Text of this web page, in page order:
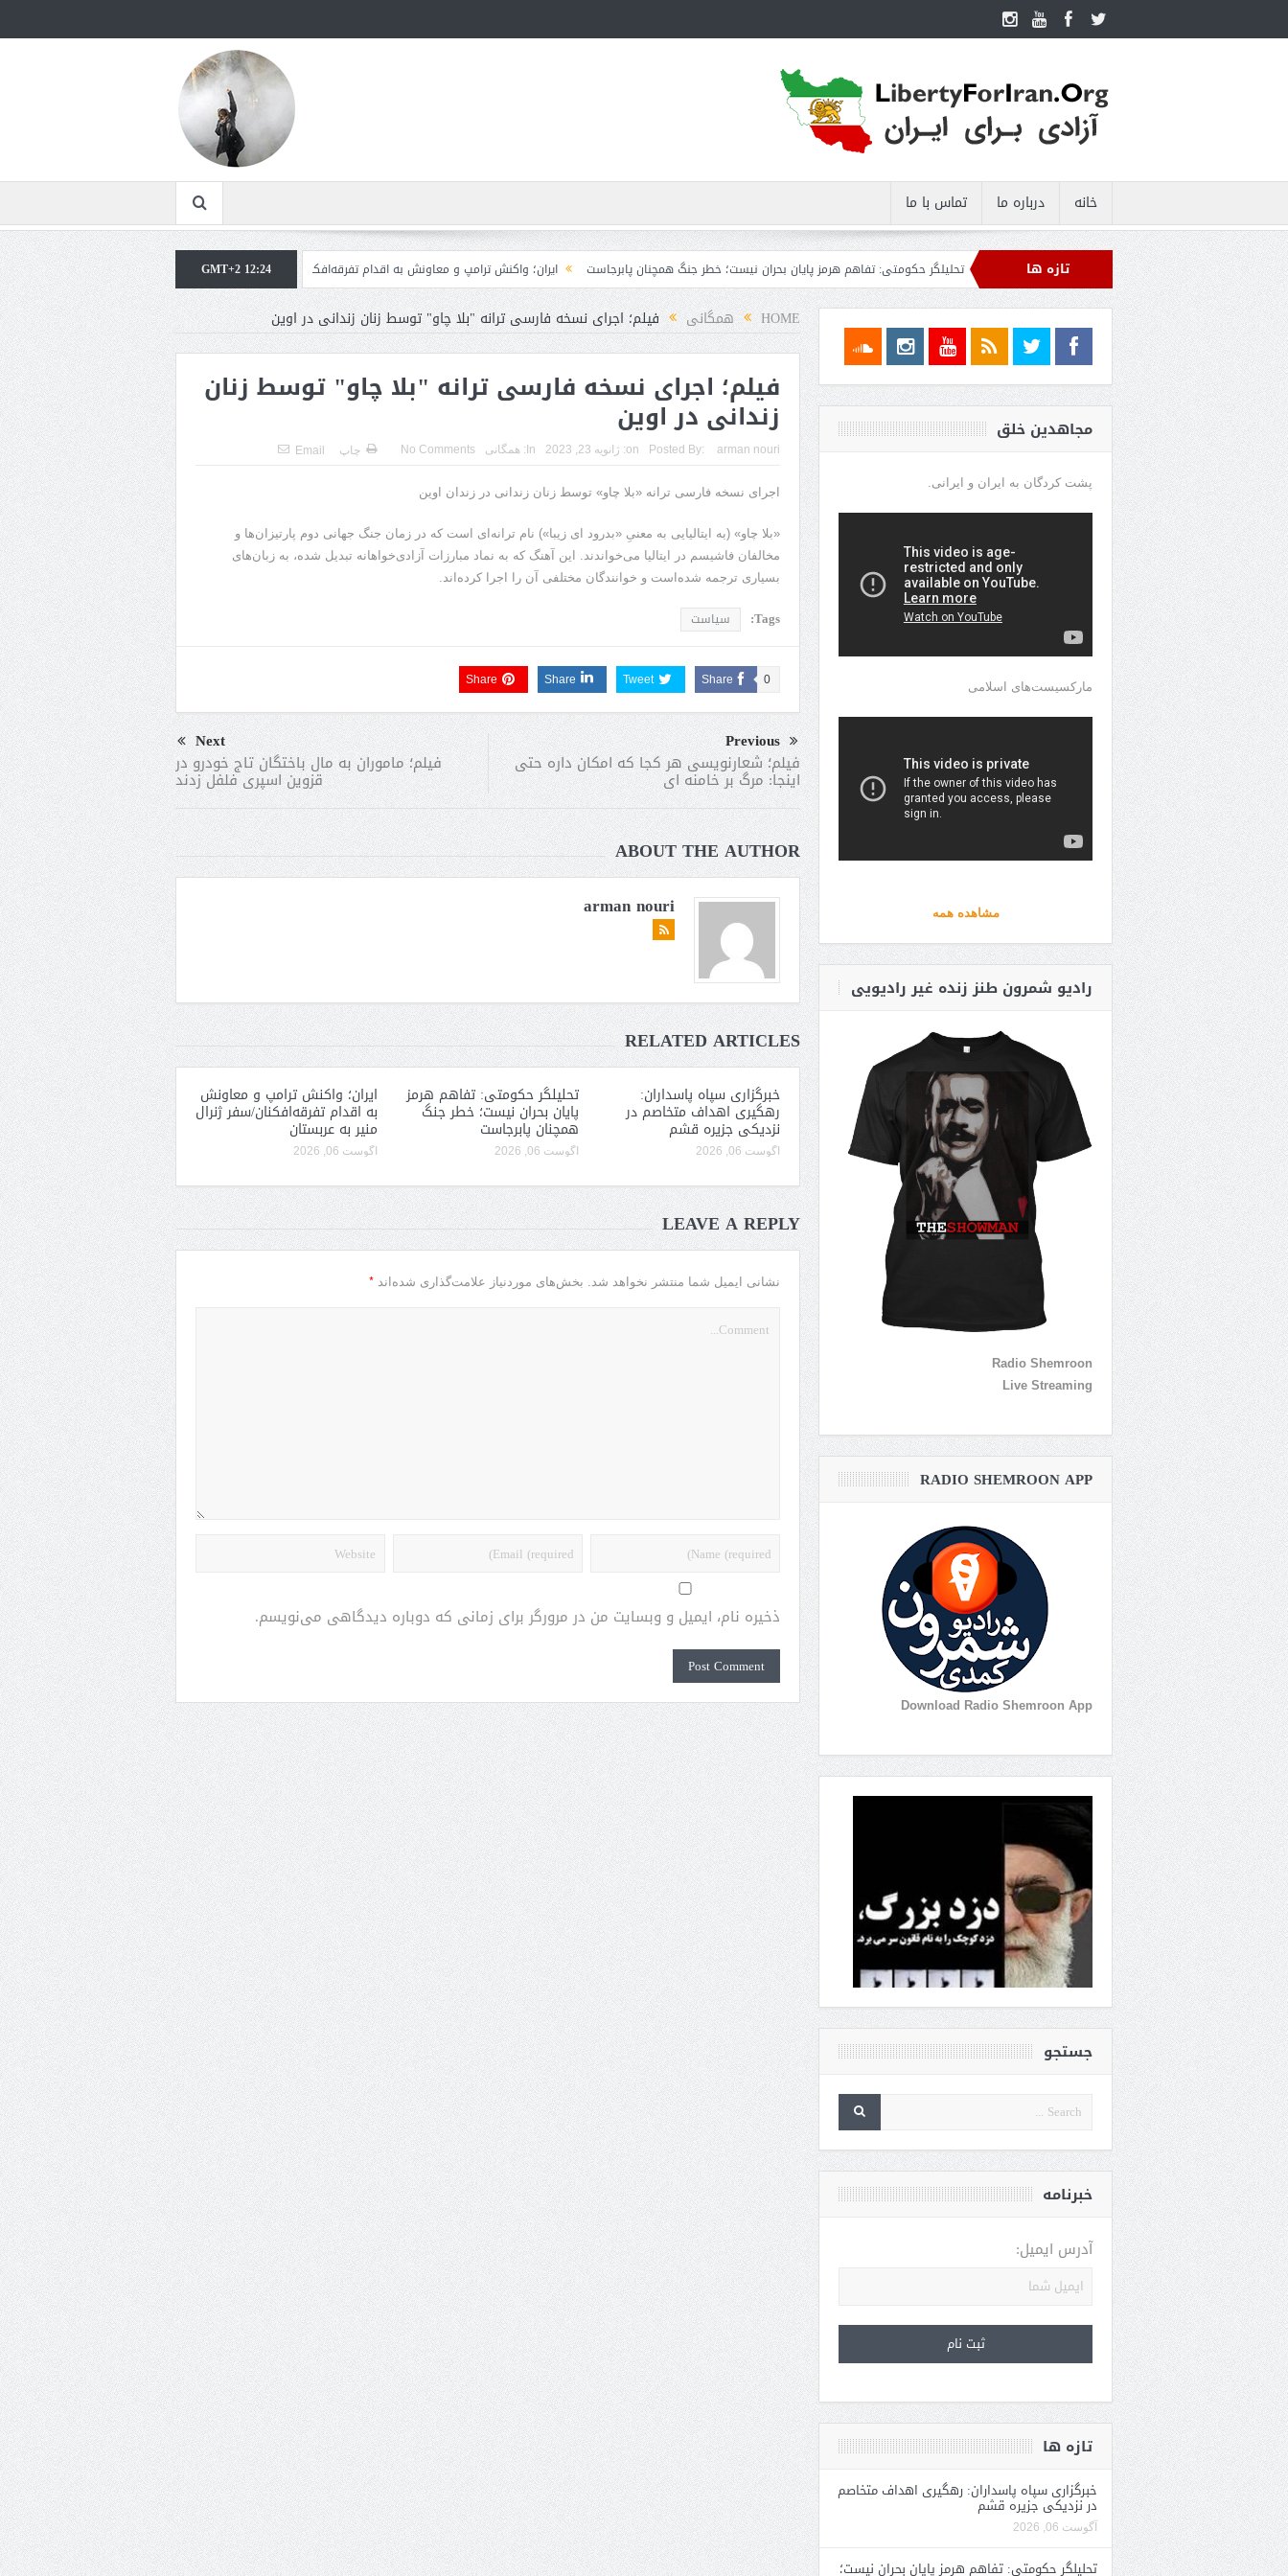
خانه درباره ما تماس با ما
تازه هااهداف متخاصم در نزدیکی جزیره قشم تحلیلگر حکومتی: تفاهم هرمز پایان بحران نیست؛ خطر جنگ همچنان پابرجاست ایران؛ واکنش ترامپ و معاونش به اقدام تفرقه‌افکنان/سفر ژنرال منیر به عربستان
مقاله: اپوزیسیون بی‌راه‌حل؛ وقتی دشمنی
محاصره علیه رژیم ایران ادامه می‌دهیم
GMT+2 12:24
HOME همگانی فیلم؛ اجرای نسخه فارسی ترانه "بلا چاو" توسط زنان زندانی در اوین
فیلم؛ اجرای نسخه فارسی ترانه "بلا چاو" توسط زنان
زندانی در اوین
Posted By: arman nouri
on: ژانویه 23, 2023 In: همگانی No Comments چاپ Email
اجرای نسخه فارسی ترانه «بلا چاو» توسط زنان زندانی در زندان اوین
«بلا چاو» (به ایتالیایی به معنیِ «بدرود ای زیبا») نام ترانه‌ای است که در زمان جنگ جهانی دوم پارتیزان‌ها و
مخالفان فاشیسم در ایتالیا می‌خواندند. این آهنگ که به نماد مبارزات آزادی‌خواهانه تبدیل شده، به زبان‌های
بسیاری ترجمه شده‌است و خوانندگان مختلفی آن را اجرا کرده‌اند.
Tags: سیاست
Share 0
Tweet
Share
Share
Previous
فیلم؛ شعارنویسی هر کجا که امکان داره حتی
اینجا: مرگ بر خامنه ای
Next
فیلم؛ ماموران به مال باختگان تاج خودرو در
قزوین اسپری فلفل زدند
ABOUT THE AUTHOR
arman nouri
RELATED ARTICLES
خبرگزاری سپاه پاسداران:
رهگیری اهداف متخاصم در
نزدیکی جزیره قشم
آگوست 06, 2026
تحلیلگر حکومتی: تفاهم هرمز
پایان بحران نیست؛ خطر جنگ
همچنان پابرجاست
آگوست 06, 2026
ایران؛ واکنش ترامپ و معاونش
به اقدام تفرقه‌افکنان/سفر ژنرال
منیر به عربستان
آگوست 06, 2026
LEAVE A REPLY
نشانی ایمیل شما منتشر نخواهد شد. بخش‌های موردنیاز علامت‌گذاری شده‌اند *
ذخیره نام، ایمیل و وبسایت من در مرورگر برای زمانی که دوباره دیدگاهی می‌نویسم.
مجاهدین خلق
پشت کردگان به ایران و ایرانی.
مارکسیست‌های اسلامی
مشاهده همه
رادیو شمرون طنز زنده غیر رادیویی
Radio Shemroon
Live Streaming
RADIO SHEMROON APP
Download Radio Shemroon App
جستجو
خبرنامه
آدرس ایمیل:
تازه ها
خبرگزاری سپاه پاسداران: رهگیری اهداف متخاصم
در نزدیکی جزیره قشم
آگوست 06, 2026
تحلیلگر حکومتی: تفاهم هرمز پایان بحران نیست؛